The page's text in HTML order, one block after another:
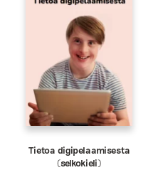
Tietoa digipelaamisesta
(selkokieli)